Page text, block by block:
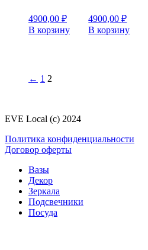
4900,00 ₽
В корзину
4900,00₽
В корзину
← 1 2
EVE Local (c) 2024
Политика конфиденциальности
Договор оферты
Вазы
Декор
Зеркала
Подсвечники
Посуда